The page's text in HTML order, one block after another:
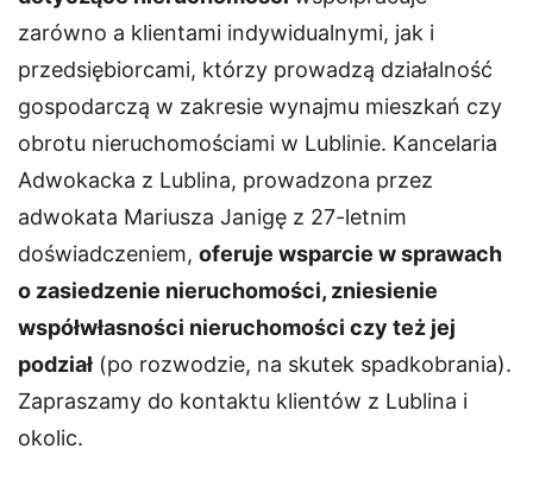
zarówno a klientami indywidualnymi, jak i
przedsiębiorcami, którzy prowadzą działalność
gospodarczą w zakresie wynajmu mieszkań czy
obrotu nieruchomościami w Lublinie. Kancelaria
Adwokacka z Lublina, prowadzona przez
adwokata Mariusza Janigę z 27-letnim
doświadczeniem, oferuje wsparcie w sprawach
o zasiedzenie nieruchomości, zniesienie
współwłasności nieruchomości czy też jej
podział (po rozwodzie, na skutek spadkobrania).
Zapraszamy do kontaktu klientów z Lublina i
okolic.